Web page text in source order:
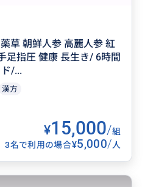
草 朝鮮人参 高麗人参 紅
足指圧 健康 長生き/ 6時間
/...
漢方
¥15,000/組
3名で利用の場合¥5,000/人